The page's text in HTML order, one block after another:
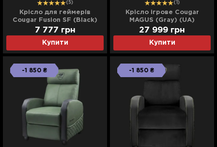
(5)
Крісло для геймерів
Cougar Fusion SF (Black)
(UA)
Купити
7 777 грн
(1)
Крісло ігрове Cougar
MAGUS (Gray) (UA)
Купити
27 999 грн
-1 850 ₴ -1 850 ₴